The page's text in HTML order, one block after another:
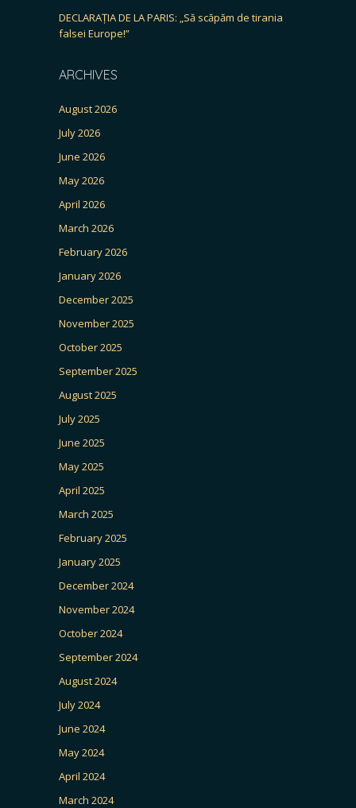
DECLARAȚIA DE LA PARIS: „Să scăpăm de tirania
falsei Europe!”
ARCHIVES
August 2026
July 2026
June 2026
May 2026
April 2026
March 2026
February 2026
January 2026
December 2025
November 2025
October 2025
September 2025
August 2025
July 2025
June 2025
May 2025
April 2025
March 2025
February 2025
January 2025
December 2024
November 2024
October 2024
September 2024
August 2024
July 2024
June 2024
May 2024
April 2024
March 2024